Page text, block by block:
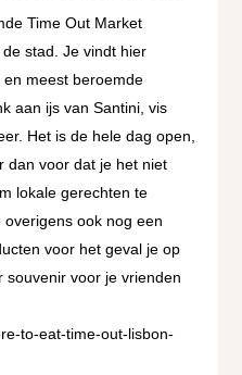
Time Out Market
stad. Je vindt hier
meest beroemde
aan ijs van Santini, vis
Het is de hele dag open,
dan voor dat je het niet
lokale gerechten te
ook nog een
voor het geval je op
souvenir voor je vrienden